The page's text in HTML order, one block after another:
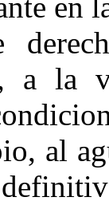
en
a la
al